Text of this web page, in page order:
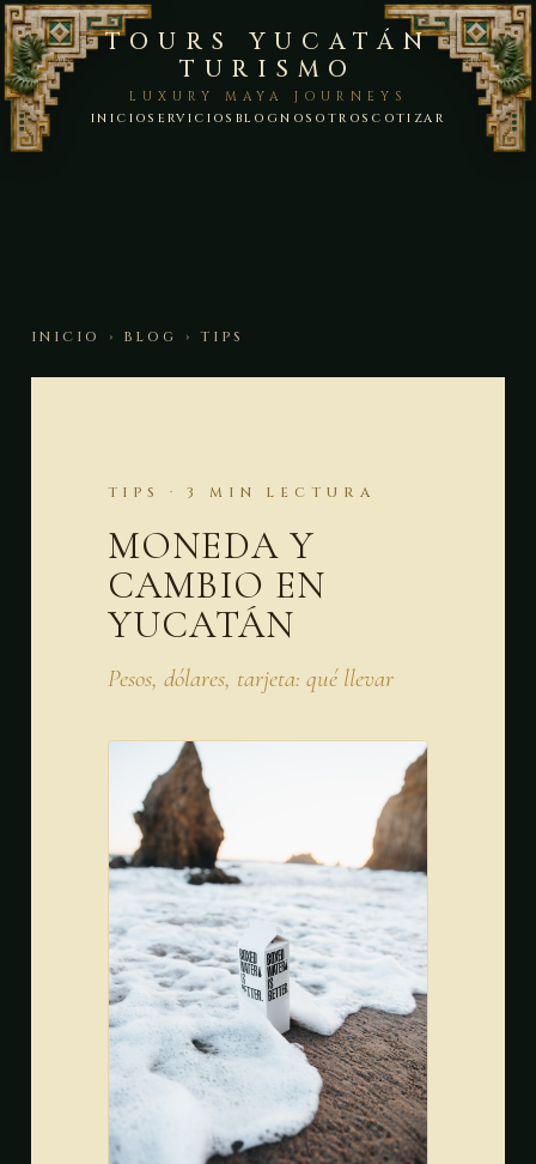
TOURS YUCATÁN
TURISMO
LUXURY MAYA JOURNEYS
INICIO SERVICIOS BLOGNOSOTROS COTIZAR
INICIO › BLOG › TIPS
TIPS · 3 MIN LECTURA
MONEDA Y
CAMBIO EN
YUCATÁN
Pesos, dólares, tarjeta: qué llevar